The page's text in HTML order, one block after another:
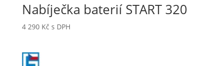
Nabíječka baterií START 320
4 290 Kč s DPH